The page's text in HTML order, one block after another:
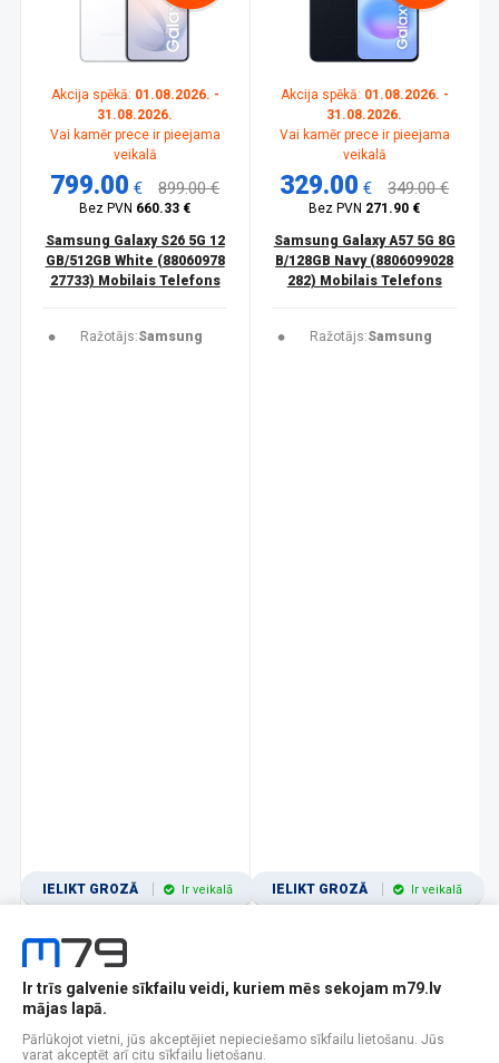
Akcija spēkā: 01.08.2026. -
31.08.2026.
Vai kamēr prece ir pieejama
veikalā
799.00 € 899.00 €
Bez PVN 660.33 €
Samsung Galaxy S26 5G 12
GB/512GB White (88060978
27733) Mobilais Telefons
Ražotājs:Samsung
IELIKT GROZĀ Ir veikalā
Akcija spēkā: 01.08.2026. -
31.08.2026.
Vai kamēr prece ir pieejama
veikalā
329.00 € 349.00 €
Bez PVN 271.90 €
Samsung Galaxy A57 5G 8G
B/128GB Navy (8806099028
282) Mobilais Telefons
Ražotājs:Samsung
IELIKT GROZĀ Ir veikalā
1 2 3 4 5 6 7 8 9 10 11
Popularitātes Rādīt 12
Ir trīs galvenie sīkfailu veidi, kuriem mēs sekojam m79.lv
mājas lapā.
Pārlūkojot vietni, jūs akceptējiet nepieciešamo sīkfailu lietošanu. Jūs
varat akceptēt arī citu sīkfailu lietošanu.